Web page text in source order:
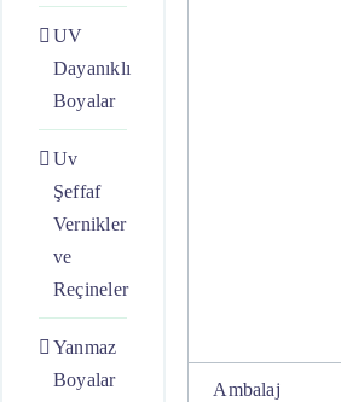
UV
Dayanıklı
Boyalar
Uv
Şeffaf
Vernikler
ve
Reçineler
Yanmaz
Boyalar
Ambalaj